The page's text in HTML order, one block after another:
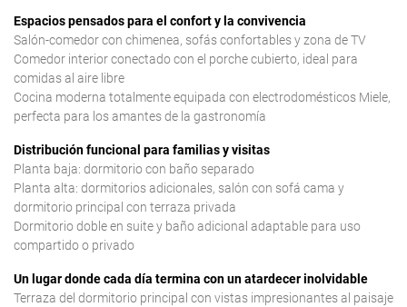
Espacios pensados para el confort y la convivencia
Salón-comedor con chimenea, sofás confortables y zona de TV
Comedor interior conectado con el porche cubierto, ideal para
comidas al aire libre
Cocina moderna totalmente equipada con electrodomésticos Miele,
perfecta para los amantes de la gastronomía
Distribución funcional para familias y visitas
Planta baja: dormitorio con baño separado
Planta alta: dormitorios adicionales, salón con sofá cama y
dormitorio principal con terraza privada
Dormitorio doble en suite y baño adicional adaptable para uso
compartido o privado
Un lugar donde cada día termina con un atardecer inolvidable
Terraza del dormitorio principal con vistas impresionantes al paisaje